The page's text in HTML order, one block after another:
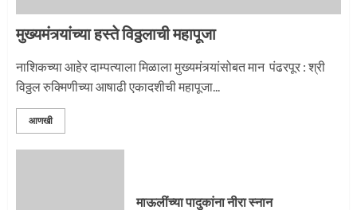
प्रस्थान सोहळ्यासाठी आळंदी सज्ज
मुख्यमंत्र्यांच्या हस्ते विठ्ठलाची महापूजा
नाशिकच्या आहेर दाम्पत्याला मिळाला मुख्यमंत्र्यांसोबत मान पंढरपूर : श्री
विठ्ठल रुक्मिणीच्या आषाढी एकादशीची महापूजा...
आणखी
माऊलींच्या पादुकांना नीरा स्नान